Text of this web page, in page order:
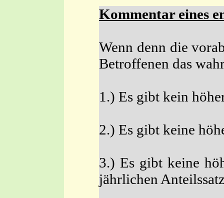
Kommentar eines
Wenn denn die
Betroffenen das
1.) Es gibt kein
2.) Es gibt keine
3.) Es gibt keine
jährlichen